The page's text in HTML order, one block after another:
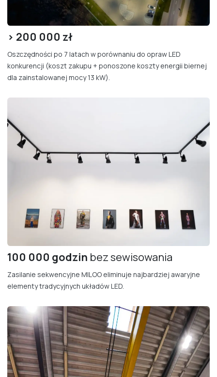
> 200 000 zł
Oszczędności po 7 latach w porównaniu do opraw LED
konkurencji (koszt zakupu + ponoszone koszty energii biernej
dla zainstalowanej mocy 13 kW).
100 000 godzin bez sewisowania
Zasilanie sekwencyjne MILOO eliminuje najbardziej awaryjne
elementy tradycyjnych układów LED.